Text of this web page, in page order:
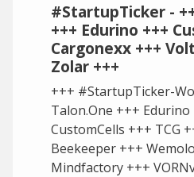
#StartupTicker -
+++ Edurino +++
Cargonexx +++
Zolar +++
+++ #StartupTicker-
Talon.One +++
CustomCells +++ TCG
Beekeeper +++
Mindfactory +++